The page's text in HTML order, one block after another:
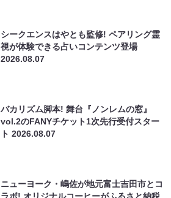
シークエンスはやとも監修! ペアリング霊
視が体験できる占いコンテンツ登場
2026.08.07
バカリズム脚本! 舞台『ノンレムの窓』
vol.2のFANYチケット1次先行受付スター
ト2026.08.07
ニューヨーク・嶋佐が地元富士吉田市とコ
ラボ! オリジナルコーヒーがふるさと納税